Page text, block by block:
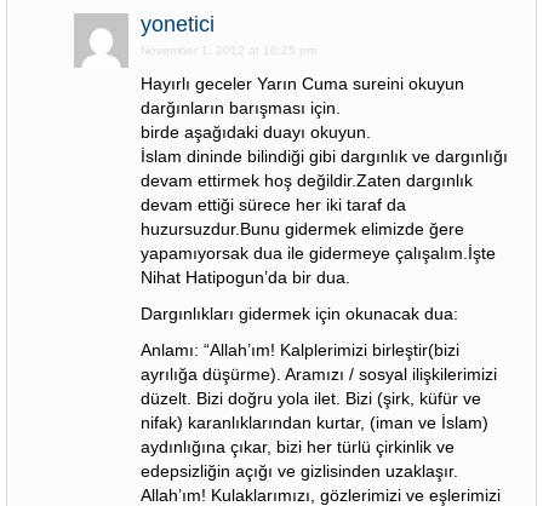
yonetici
November 1, 2012 at 10:25 pm
Hayırlı geceler Yarın Cuma sureini okuyun
darğınların barışması için.
birde aşağıdaki duayı okuyun.
İslam dininde bilindiği gibi dargınlık ve dargınlığı
devam ettirmek hoş değildir.Zaten dargınlık
devam ettiği sürece her iki taraf da
huzursuzdur.Bunu gidermek elimizde ğere
yapamıyorsak dua ile gidermeye çalışalım.İşte
Nihat Hatipogun’da bir dua.
Dargınlıkları gidermek için okunacak dua:
Anlamı: “Allah’ım! Kalplerimizi birleştir(bizi
ayrılığa düşürme). Aramızı / sosyal ilişkilerimizi
düzelt. Bizi doğru yola ilet. Bizi (şirk, küfür ve
nifak) karanlıklarından kurtar, (iman ve İslam)
aydınlığına çıkar, bizi her türlü çirkinlik ve
edepsizliğin açığı ve gizlisinden uzaklaşır.
Allah’ım! Kulaklarımızı, gözlerimizi ve eşlerimizi